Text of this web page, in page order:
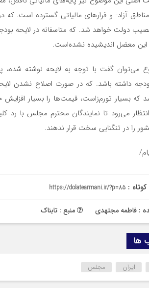
دولت خواهد شد. که متاسفانه در لایحه
این معضل اندیشیده نشده‌است.
داشته باشد. که در صورت اصلاح نشدن
که بسیار تورم‌زاست، قیمت‌ها را بسیار
می‌رود تا نمایندگان محترم مجلس با رد
را در تنگنایی سخت قرار ندهند.
:
https://dolatearmani.ir/?p=85
: فاطمه مجتهدی منبع : تابناک
ها
ایران مجلس